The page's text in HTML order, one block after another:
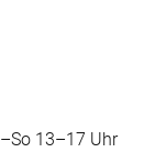
13–17 Uhr